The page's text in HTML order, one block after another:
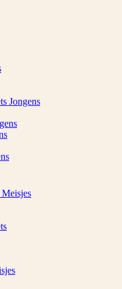
Jongens